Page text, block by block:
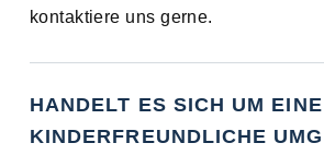
kontaktiere uns gerne.
HANDELT ES SICH UM EINE
KINDERFREUNDLICHE